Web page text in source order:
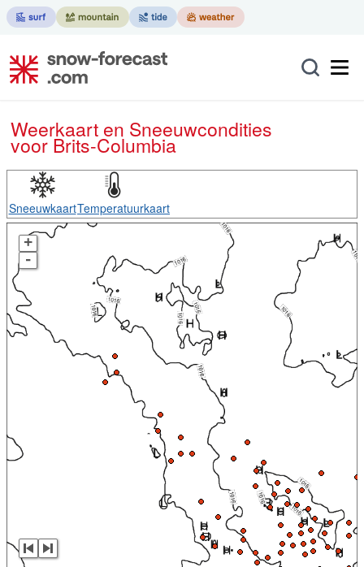
Weerkaart en Sneeuwcondities
voor Brits-Columbia
SneeuwkaartTemperatuurkaart
+
-